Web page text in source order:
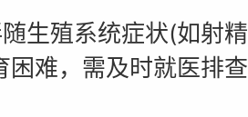
生殖系统症状(如射精
难，需及时就医排查